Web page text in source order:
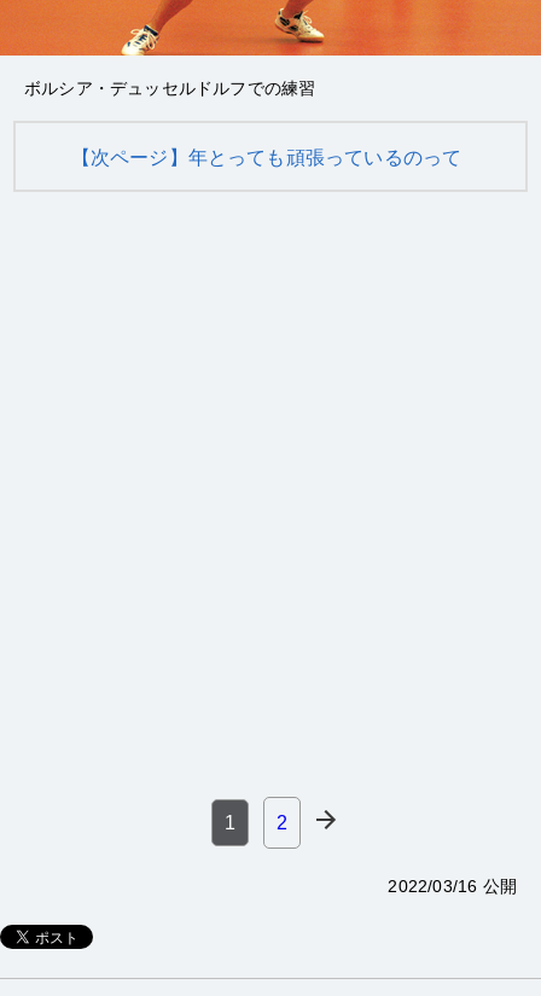
ボルシア・デュッセルドルフでの練習
【次ページ】年とっても頑張っているのって
1 2
2022/03/16 公開